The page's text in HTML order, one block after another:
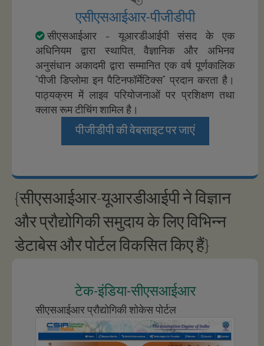
एसीएसआईआर-पीजीडीपी
सीएसआईआर - यूआरडीआईपी संसद के एक
अधिनियम द्वारा स्थापित, वैज्ञानिक और अभिनव
अनुसंधान अकादमी द्वारा सम्मानित एक वर्ष पूर्णकालिक
"पीजी डिप्लोमा इन पैटिनफॉर्मेटिक्स" प्रदान करता है।
पाठ्यक्रम में लाइव परियोजनाओं पर प्रशिक्षण तथा
क्लास रूम टीचिंग शामिल है।
पीजीडीपी की वेबसाइट पर जाएं
{सीएसआईआर-यूआरडीआईपी ने विज्ञान
और प्रौद्योगिकी समुदाय के लिए विभिन्न
डेटाबेस और पोर्टल विकसित किए हैं}
टेक-इंडिया-सीएसआईआर
सीएसआईआर प्रौद्योगिकी शोकेस पोर्टल